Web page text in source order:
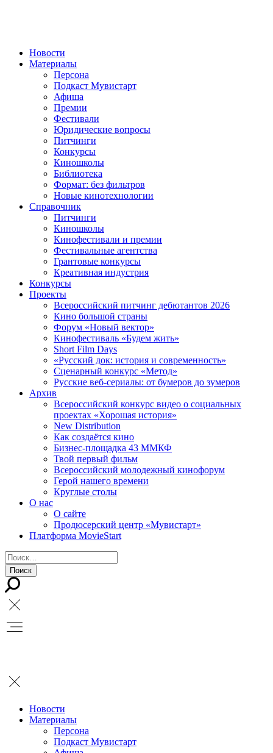
Новости
Материалы
Персона
Подкаст Мувистарт
Афиша
Премии
Фестивали
Юридические вопросы
Питчинги
Конкурсы
Киношколы
Библиотека
Формат: без фильтров
Новые кинотехнологии
Справочник
Питчинги
Киношколы
Кинофестивали и премии
Фестивальные агентства
Грантовые конкурсы
Креативная индустрия
Конкурсы
Проекты
Всероссийский питчинг дебютантов 2026
Кино большой страны
Форум «Новый вектор»
Кинофестиваль «Будем жить»
Short Film Days
«Русский док: история и современность»
Сценарный конкурс «Метод»
Русские веб-сериалы: от бумеров до зумеров
Архив
Всероссийский конкурс видео о социальных
проектах «Хорошая история»
New Distribution
Как создаётся кино
Бизнес-площадка 43 ММКФ
Твой первый фильм
Всероссийский молодежный кинофорум
Герой нашего времени
Круглые столы
О нас
О сайте
Продюсерский центр «Мувистарт»
Платформа MovieStart
Новости
Материалы
Персона
Подкаст Мувистарт